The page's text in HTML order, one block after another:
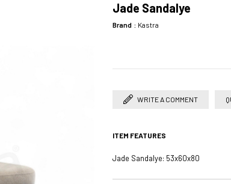
Jade Sandalye
Brand : Kastra
WRITE A COMMENT
ITEM FEATURES
Jade Sandalye: 53x60x80